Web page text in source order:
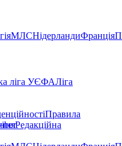
МЛСНідерландиФранція
ліга УЄФАЛіга
Правила
Редакційна